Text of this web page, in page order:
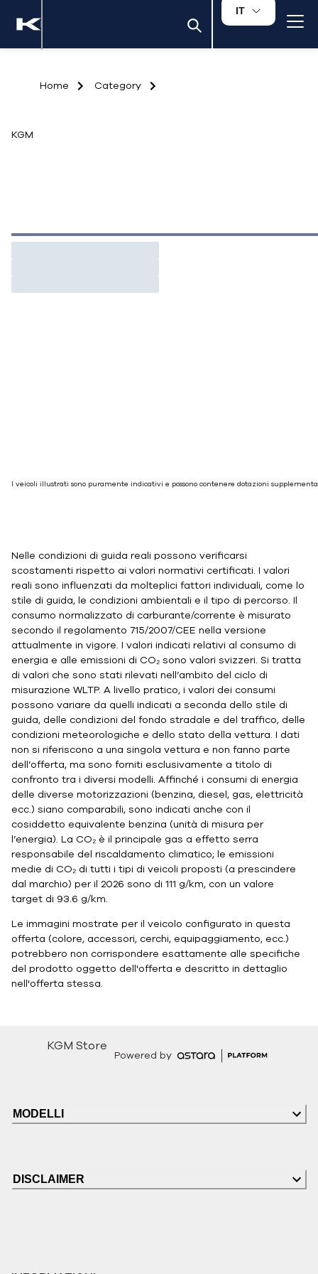
IT
Home Category
KGM
I veicoli illustrati sono puramente indicativi e possono contenere dotazioni
Nelle condizioni di guida reali possono verificarsi
scostamenti rispetto ai valori normativi certificati. I valori
reali sono influenzati da molteplici fattori individuali, come lo
stile di guida, le condizioni ambientali e il tipo di percorso. Il
consumo normalizzato di carburante/corrente è misurato
secondo il regolamento 715/2007/CEE nella versione
attualmente in vigore. I valori indicati relativi al consumo di
energia e alle emissioni di CO₂ sono valori svizzeri. Si tratta
di valori che sono stati rilevati nell’ambito del ciclo di
misurazione WLTP. A livello pratico, i valori dei consumi
possono variare da quelli indicati a seconda dello stile di
guida, delle condizioni del fondo stradale e del traffico, delle
condizioni meteorologiche e dello stato della vettura. I dati
non si riferiscono a una singola vettura e non fanno parte
dell’offerta, ma sono forniti esclusivamente a titolo di
confronto tra i diversi modelli. Affinché i consumi di energia
delle diverse motorizzazioni (benzina, diesel, gas, elettricità
ecc.) siano comparabili, sono indicati anche con il
cosiddetto equivalente benzina (unità di misura per
l’energia). La CO₂ è il principale gas a effetto serra
responsabile del riscaldamento climatico; le emissioni
medie di CO₂ di tutti i tipi di veicoli proposti (a prescindere
dal marchio) per il 2026 sono di 111 g/km, con un valore
target di 93.6 g/km.
Le immagini mostrate per il veicolo configurato in questa
offerta (colore, accessori, cerchi, equipaggiamento, ecc.)
potrebbero non corrispondere esattamente alle specifiche
del prodotto oggetto dell'offerta e descritto in dettaglio
nell'offerta stessa.
KGM Store
Powered by
MODELLI
DISCLAIMER